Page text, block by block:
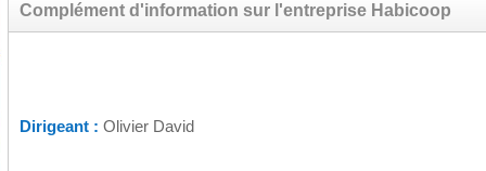
Complément d'information sur l'entreprise Habicoop
Dirigeant : Olivier David